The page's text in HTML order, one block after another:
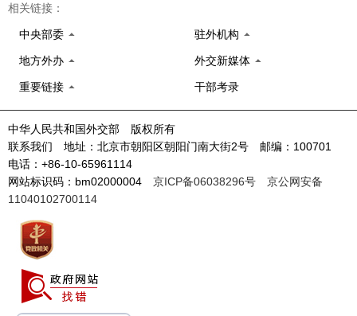
相关链接：
中央部委 驻外机构
地方外办 外交新媒体
重要链接 干部考录
中华人民共和国外交部 版权所有
联系我们 地址：北京市朝阳区朝阳门南大街2号 邮编：100701
电话：+86-10-65961114
网站标识码：bm02000004 京ICP备06038296号
京公网安备
11040102700114